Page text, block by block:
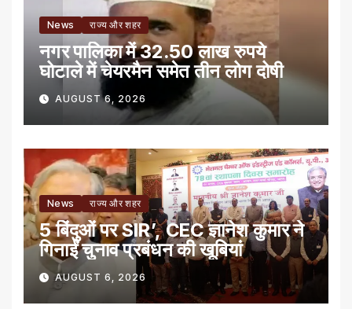
News राज्य और शहर
नगर पालिका में 32.50 लाख रुपये
घोटाले में चेयरमैन समेत तीन लोग दोषी
AUGUST 6, 2026
News राज्य और शहर
5 बिंदुओं पर SIR’, CEC ज्ञानेश कुमार ने
गिनाईं चुनाव प्रबंधन की खूबियां
AUGUST 6, 2026